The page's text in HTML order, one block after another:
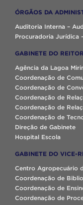
ÓRGÃOS DA
Auditoria Interna –
Procuradoria Jurídica
GABINETE DO REITOR
Agência da Lagoa
Coordenação de
Coordenação de
Coordenação de
Coordenação de
Coordenação de
Direção de Gabinete
Hospital Escola
GABINETE DO VICE-
Centro Agropecuário
Coordenação de
Coordenação de
Coordenação de